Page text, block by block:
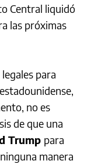
Central liquidó
las próximas
para
no es
de que una
Trump para
manera